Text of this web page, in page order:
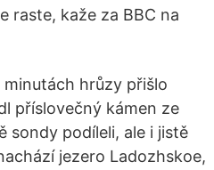
raste, kaže za BBC na
hrůzy přišlo
příslovečný kámen ze
sondy podíleli, ale i jistě
jezero Ladozhskoe,